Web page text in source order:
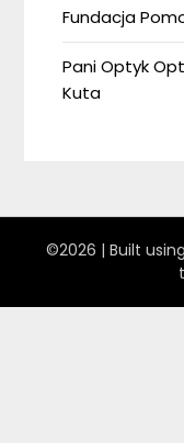
Fundacja
Pani Optyk
Kuta
©2026 | Built